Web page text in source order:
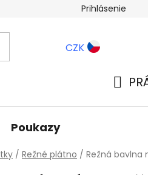
Blog
Prihlásenie
CZK
Poukazy
/ Režné plátno / Režná bavlna